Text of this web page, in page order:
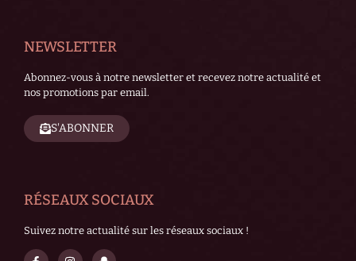
NEWSLETTER
Abonnez-vous à notre newsletter et recevez notre actualité et
nos promotions par email.
S'ABONNER
RÉSEAUX SOCIAUX
Suivez notre actualité sur les réseaux sociaux !